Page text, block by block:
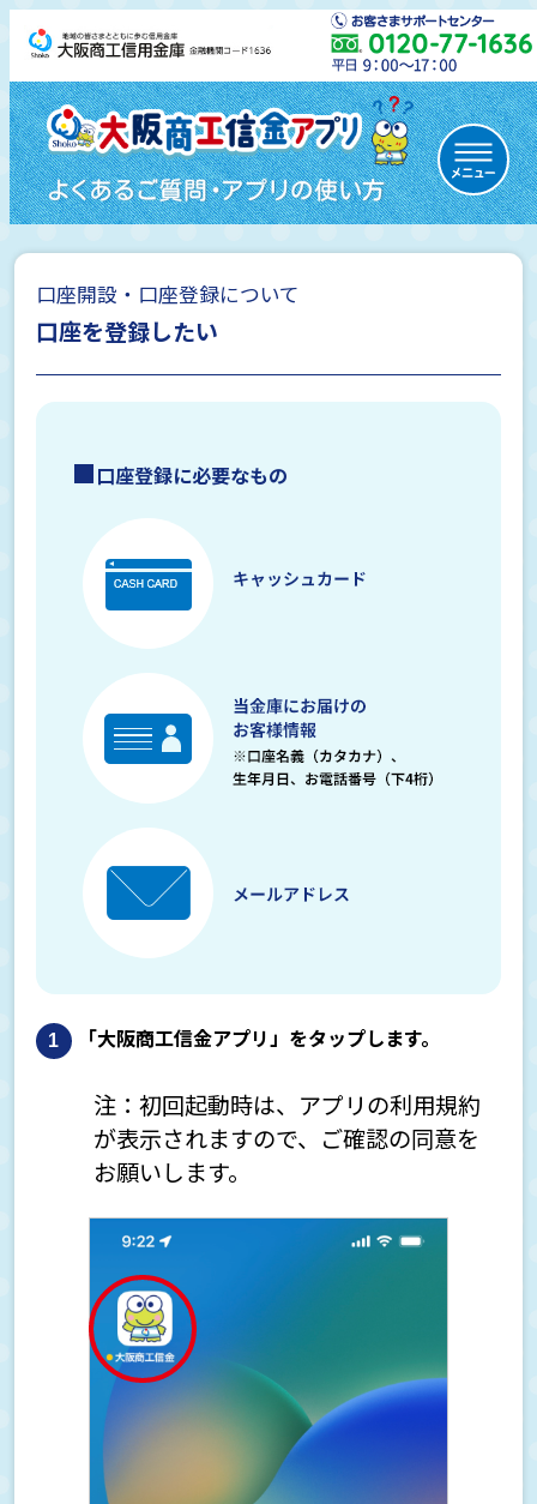
口座開設・口座登録について
口座を登録したい
口座登録に必要なもの
「大阪商工信金アプリ」をタップします。
注：初回起動時は、アプリの利用規約
が表示されますので、ご確認の同意を
お願いします。
初めての方
口座開設・口座登録について
アプリで口座開設をしたい
口座を登録したい
残高を確認したい
保有資産を確認したい
既に大阪商工信用金庫で口座を持っている
が、さらにアプリから口座開設したい
アプリのパスワードを忘れた、パスワードを間
違えた
口座登録時にキャッシュカードの暗証番号を
複数回間違えた
ATM・キャッシュカードについて